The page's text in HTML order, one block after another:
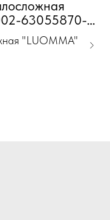
63055870-
туфли
"LUOMMA" по
р-р 40